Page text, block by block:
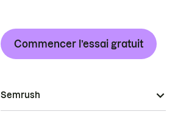
Commencer l’essai gratuit
Semrush